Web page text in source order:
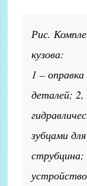
Рис.
кузова:
1 –
деталей;
зубцами